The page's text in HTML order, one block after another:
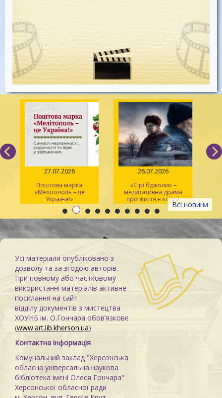
Всі новини
27.07.2026
Поштова марка
«Мелітополь – це
Україна!»
26.07.2026
«Сірі бджоли» –
медитативна драма
про життя в «сірій
зоні»
Усі матеріали опубліковано з
дозволу та за згодою авторів.
При повному або частковому
використанні матеріалів активне
посилання на сайт
відділу документів з мистецтва
ХОУНБ ім. О.Гончара обов’язкове
(www.art.lib.kherson.ua)
Контактна інформація
Комунальний заклад "Херсонська
обласна універсальна наукова
бібліотека імені Олеся Гончара"
Херсонської обласної ради